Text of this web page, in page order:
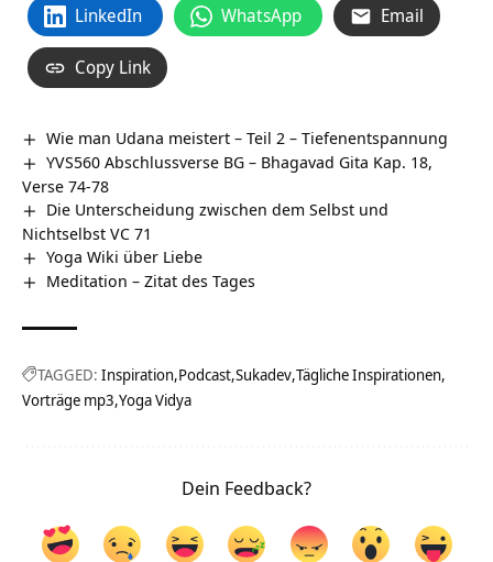
LinkedIn WhatsApp Email
Copy Link
Wie man Udana meistert – Teil 2 – Tiefenentspannung
YVS560 Abschlussverse BG – Bhagavad Gita Kap. 18,
Verse 74-78
Die Unterscheidung zwischen dem Selbst und
Nichtselbst VC 71
Yoga Wiki über Liebe
Meditation – Zitat des Tages
TAGGED: Inspiration Podcast Sukadev Tägliche Inspirationen
Vorträge mp3 Yoga Vidya
Dein Feedback?